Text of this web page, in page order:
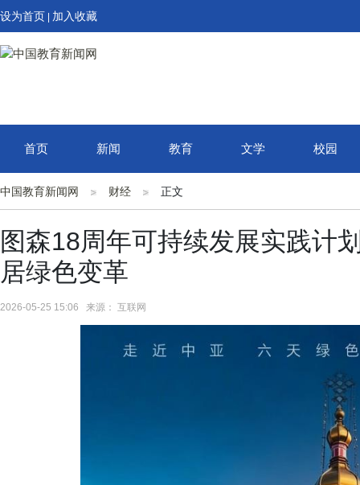
设为首页 加入收藏
首页 新闻 教育 文学 校园
中国教育新闻网 财经 正文
图森18周年可持续发展实践计
居绿色变革
2026-05-25 15:06 来源： 互联网